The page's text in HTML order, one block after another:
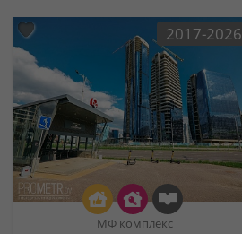
2017-2026
МФ комплекс